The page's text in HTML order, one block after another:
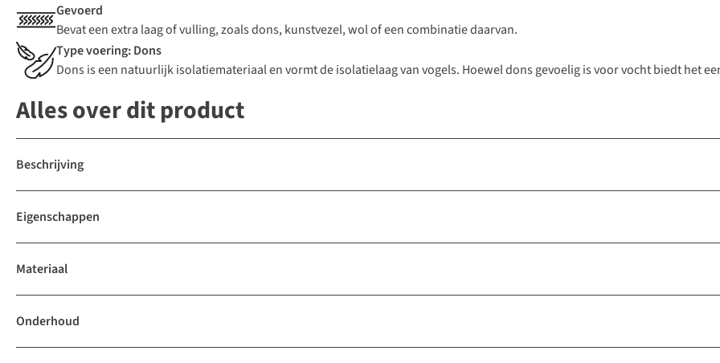
Gevoerd
Bevat een extra laag of vulling, zoals dons, kunstvezel, wol of een combinatie daarvan.
Type voering: Dons
Dons is een natuurlijk isolatiemateriaal en vormt de isolatielaag van vogels. Hoewel dons gevoelig is voor vocht biedt het
Alles over dit product
Beschrijving
Eigenschappen
Materiaal
Onderhoud